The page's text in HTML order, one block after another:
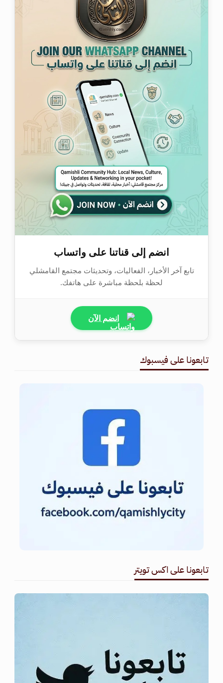
انضم إلى قناتنا على واتساب
تابع آخر الأخبار، الفعاليات، وتحديثات مجتمع القامشلي
لحظة بلحظة مباشرة على هاتفك.
انضم الآن
تابعونا على فيسبوك
تابعونا على اكس تويتر